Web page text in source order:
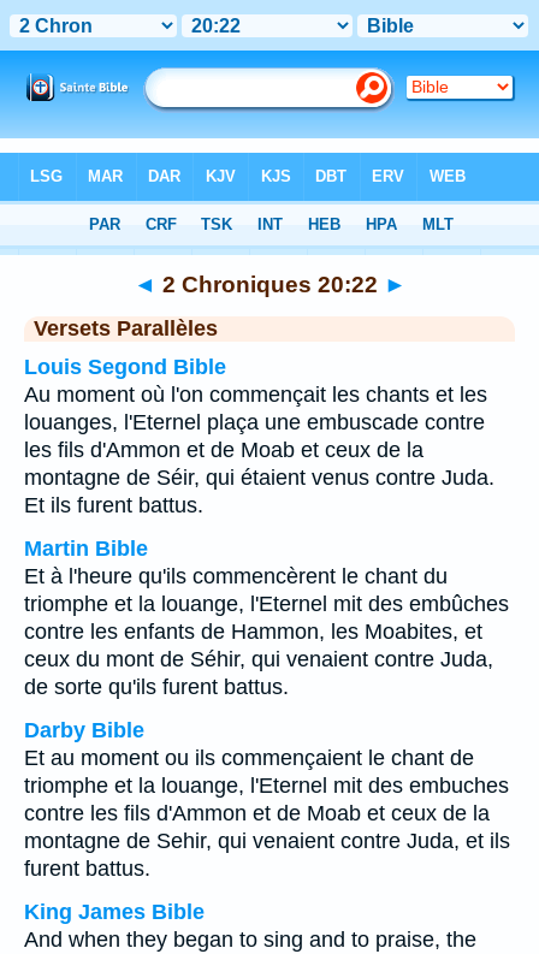
>Chapitre 20 > Verset 22
◄ 2 Chroniques 20:22 ►
Versets Parallèles
Louis Segond Bible
Au moment où l'on commençait les chants et les
louanges, l'Eternel plaça une embuscade contre
les fils d'Ammon et de Moab et ceux de la
montagne de Séir, qui étaient venus contre Juda.
Et ils furent battus.
Martin Bible
Et à l'heure qu'ils commencèrent le chant du
triomphe et la louange, l'Eternel mit des embûches
contre les enfants de Hammon, les Moabites, et
ceux du mont de Séhir, qui venaient contre Juda,
de sorte qu'ils furent battus.
Darby Bible
Et au moment ou ils commençaient le chant de
triomphe et la louange, l'Eternel mit des embuches
contre les fils d'Ammon et de Moab et ceux de la
montagne de Sehir, qui venaient contre Juda, et ils
furent battus.
King James Bible
And when they began to sing and to praise, the